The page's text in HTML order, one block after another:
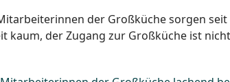
der Großküche sorgen
kaum, der Zugang zur Großküche ist